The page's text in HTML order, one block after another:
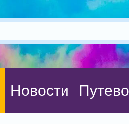
Новости